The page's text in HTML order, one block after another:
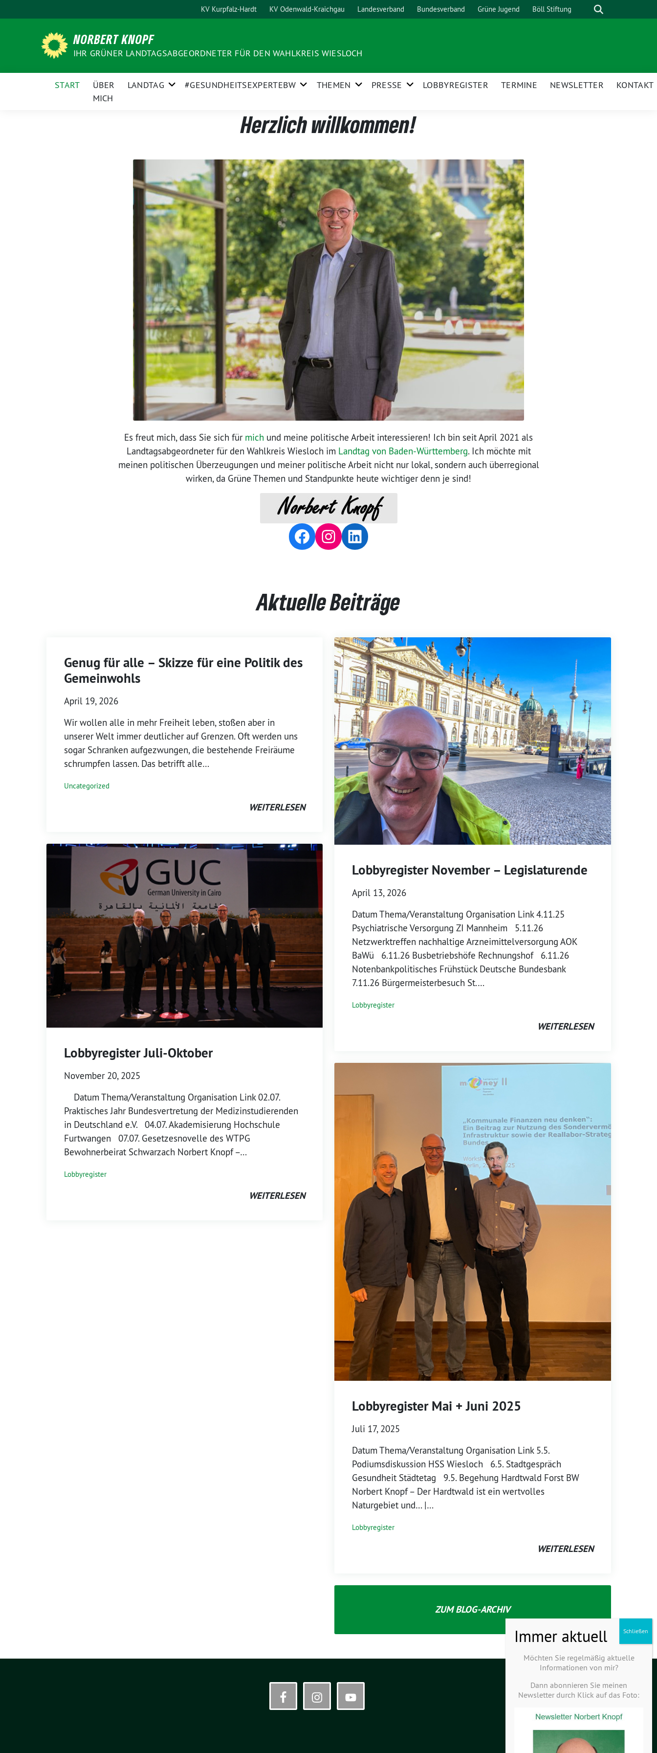
zum
KV Kurpfalz-Hardt KV Odenwald-Kraichgau Landesverband Bundesverband Grüne Jugend Böll Stiftung
NORBERT KNOPF
IHR GRÜNER LANDTAGSABGEORDNETER FÜR DEN WAHLKREIS WIESLOCH
START
ÜBER
MICH
LANDTAG #GESUNDHEITSEXPERTEBW THEMEN PRESSE LOBBYREGISTER TERMINE NEWSLETTER KONTAKT
Herzlich willkommen!
Es freut mich, dass Sie sich für mich und meine politische Arbeit interessieren! Ich bin seit April 2021 als
Landtagsabgeordneter für den Wahlkreis Wiesloch im Landtag von Baden-Württemberg. Ich möchte mit
meinen politischen Überzeugungen und meiner politische Arbeit nicht nur lokal, sondern auch überregional
wirken, da Grüne Themen und Standpunkte heute wichtiger denn je sind!
Facebook
Instagram
LinkedIn
Aktuelle Beiträge
Genug für alle – Skizze für eine Politik des
Gemeinwohls
April 19, 2026
Wir wollen alle in mehr Freiheit leben, stoßen aber in
unserer Welt immer deutlicher auf Grenzen. Oft werden uns
sogar Schranken aufgezwungen, die bestehende Freiräume
schrumpfen lassen. Das betrifft alle…
Uncategorized
WEITERLESEN
Lobbyregister Juli-Oktober
November 20, 2025
Datum Thema/Veranstaltung Organisation Link 02.07.
Praktisches Jahr Bundesvertretung der Medizinstudierenden
in Deutschland e.V. 04.07. Akademisierung Hochschule
Furtwangen 07.07. Gesetzesnovelle des WTPG
Bewohnerbeirat Schwarzach Norbert Knopf –…
Lobbyregister
WEITERLESEN
Lobbyregister November – Legislaturende
April 13, 2026
Datum Thema/Veranstaltung Organisation Link 4.11.25
Psychiatrische Versorgung ZI Mannheim 5.11.26
Netzwerktreffen nachhaltige Arzneimittelversorgung AOK
BaWü 6.11.26 Busbetriebshöfe Rechnungshof 6.11.26
Notenbankpolitisches Frühstück Deutsche Bundesbank
7.11.26 Bürgermeisterbesuch St.…
Lobbyregister
WEITERLESEN
Lobbyregister Mai + Juni 2025
Juli 17, 2025
Datum Thema/Veranstaltung Organisation Link 5.5.
Podiumsdiskussion HSS Wiesloch 6.5. Stadtgespräch
Gesundheit Städtetag 9.5. Begehung Hardtwald Forst BW
Norbert Knopf – Der Hardtwald ist ein wertvolles
Naturgebiet und… |…
Lobbyregister
WEITERLESEN
ZUM BLOG-ARCHIV
Möchten Sie regelmäßig aktuelle
Informationen von mir?
Dann abonnieren Sie meinen
Newsletter durch Klick auf das Foto: